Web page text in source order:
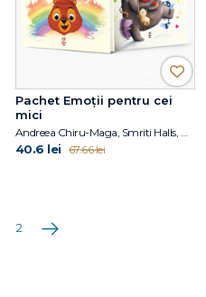
Pachet Emoții pentru cei
mici
40.6 lei 67.66 lei
2 Următoarea